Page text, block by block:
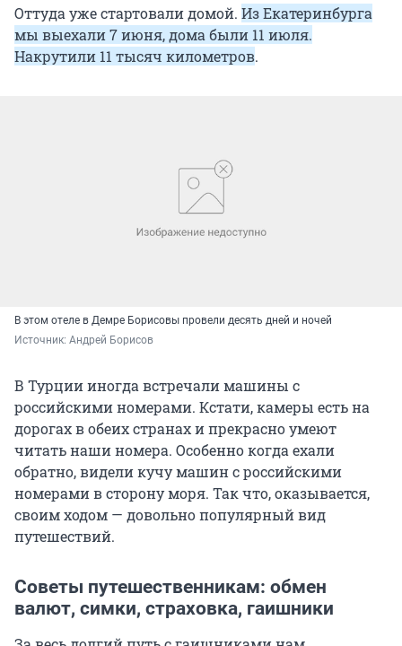
Оттуда уже стартовали домой. Из Екатеринбурга
мы выехали 7 июня, дома были 11 июля.
Накрутили 11 тысяч километров.
В этом отеле в Демре Борисовы провели десять дней и ночей
Источник: Андрей Борисов
В Турции иногда встречали машины с
российскими номерами. Кстати, камеры есть на
дорогах в обеих странах и прекрасно умеют
читать наши номера. Особенно когда ехали
обратно, видели кучу машин с российскими
номерами в сторону моря. Так что, оказывается,
своим ходом — довольно популярный вид
путешествий.
Советы путешественникам: обмен
валют, симки, страховка, гаишники